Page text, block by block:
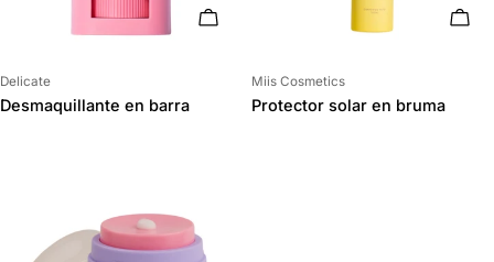
AÑADIR AL CARRITO
Proveedor:
Delicate
Desmaquillante en barra
Proveedor:
Miis Cosmetics
Protector solar en bruma